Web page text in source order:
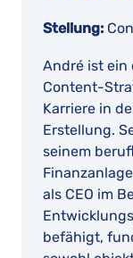
Stellung:
André ist ein
Content-
Karriere in
Erstellung.
seinem
als CEO im
befähigt,